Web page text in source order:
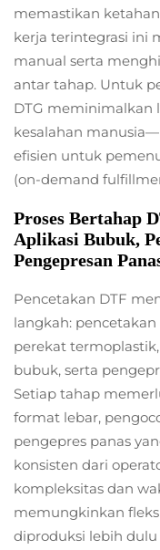
memastikan
kerja terintegrasi ini
manual serta
antar tahap. Untuk
DTG meminimalkan
kesalahan
efisien untuk
(on-demand
Proses Bertahap
Aplikasi Bubuk,
Pengepresan
Pencetakan DTF
langkah:
perekat
bubuk, serta
Setiap tahap
format lebar,
pengepres panas
konsisten dari
kompleksitas dan
memungkinkan
diproduksi lebih